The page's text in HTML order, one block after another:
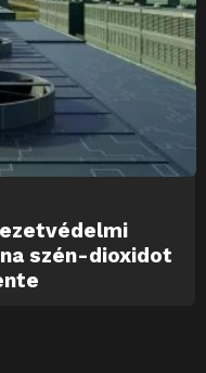
szén-dioxidot